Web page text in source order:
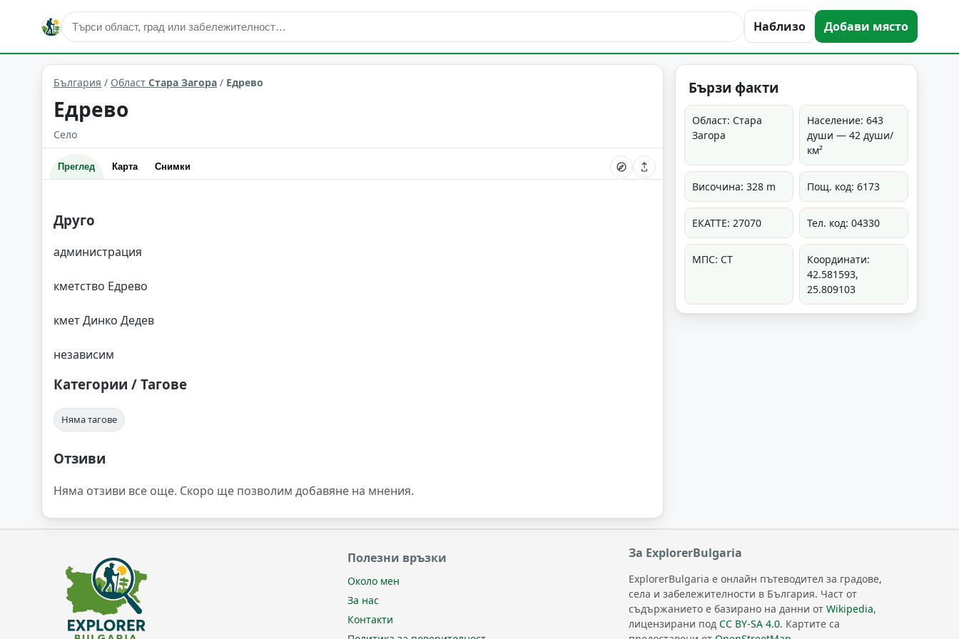
Наблизо Добави място
Едрево Област: Стара Загора
България / Област Стара Загора / Едрево
Едрево
Село
Преглед Карта Снимки
Друго
администрация
кметство Едрево
кмет Динко Дедев
независим
Категории / Тагове
Няма тагове
Отзиви
Няма отзиви все още. Скоро ще позволим добавяне на мнения.
Бързи факти
Област: Стара
Загора
Население: 643
души — 42 души/
км²
Височина: 328 m Пощ. код: 6173
ЕКАТТЕ: 27070 Тел. код: 04330
МПС: СТ
Координати:
42.581593,
25.809103
Полезни връзки
Около мен
За нас
Контакти
За ExplorerBulgaria
ExplorerBulgaria е онлайн пътеводител за градове,
села и забележителности в България. Част от
съдържанието е базирано на данни отWikipedia,
лицензирани подCC BY-SA 4.0. Картите са